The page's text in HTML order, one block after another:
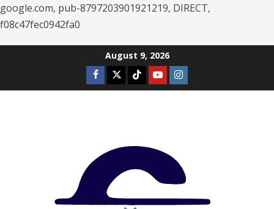
google.com, pub-8797203901921219, DIRECT,
f08c47fec0942fa0
August 9, 2026
Facebook
TwitterTiktokYoutubeInstagram